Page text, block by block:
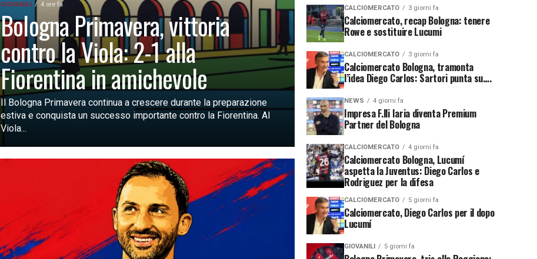
GIOVANILI 4 ore fa
Bologna Primavera, vittoria
contro la Viola: 2-1 alla
Fiorentina in amichevole
Il Bologna Primavera continua a crescere durante la preparazione
estiva e conquista un successo importante contro la Fiorentina. Al
Viola...
CALCIOMERCATO 3 giorni fa
Calciomercato, recap Bologna: tenere
Rowe e sostituire Lucumi
CALCIOMERCATO 3 giorni fa
Calciomercato Bologna, tramonta
l’idea Diego Carlos: Sartori punta su….
NEWS 4 giorni fa
Impresa F.lli Iaria diventa Premium
Partner del Bologna
CALCIOMERCATO 4 giorni fa
Calciomercato Bologna, Lucumí
aspetta la Juventus: Diego Carlos e
Rodriguez per la difesa
CALCIOMERCATO 5 giorni fa
Calciomercato, Diego Carlos per il dopo
Lucumí
GIOVANILI 5 giorni fa